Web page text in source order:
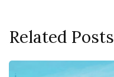
Related Posts